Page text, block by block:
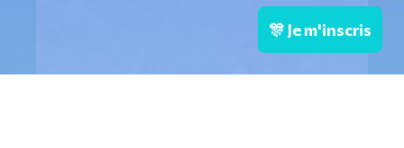
🎊 Je m'inscris